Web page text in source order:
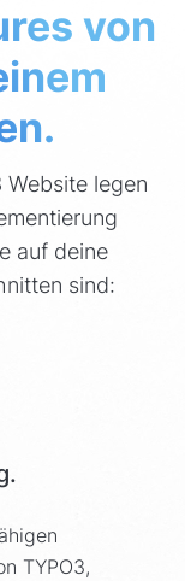
von
Website legen
auf deine
sind:
TYPO3,